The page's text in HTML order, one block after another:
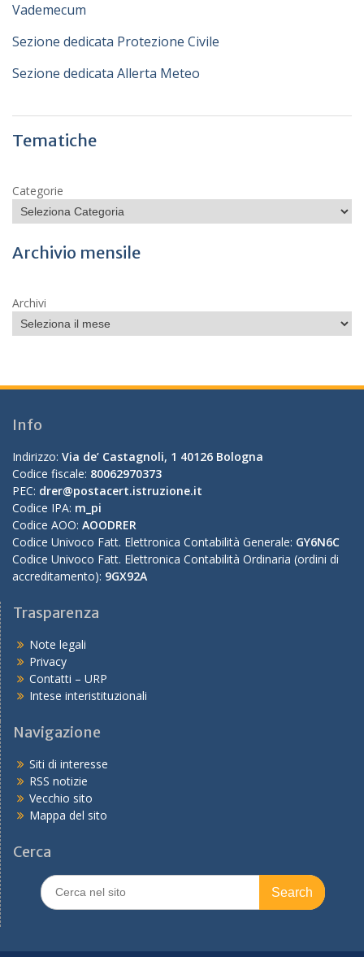
Vademecum
Sezione dedicata Protezione Civile
Sezione dedicata Allerta Meteo
Tematiche
Categorie
Archivio mensile
Archivi
Info
Indirizzo: Via de’ Castagnoli, 1 40126 Bologna
Codice fiscale: 80062970373
PEC: drer@postacert.istruzione.it
Codice IPA: m_pi
Codice AOO: AOODRER
Codice Univoco Fatt. Elettronica Contabilità Generale: GY6N6C
Codice Univoco Fatt. Elettronica Contabilità Ordinaria (ordini di
accreditamento): 9GX92A
Trasparenza
Note legali
Privacy
Contatti – URP
Intese interistituzionali
Navigazione
Siti di interesse
RSS notizie
Vecchio sito
Mappa del sito
Cerca
Search
for: